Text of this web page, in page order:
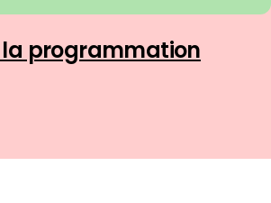
la programmation